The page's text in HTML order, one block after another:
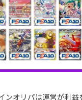
ンオリパは運営が利益